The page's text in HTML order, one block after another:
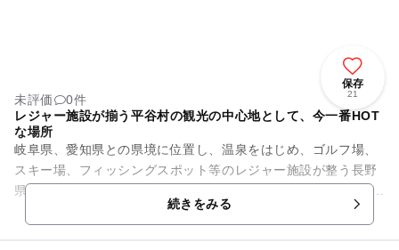
保存
21
未評価
0件
レジャー施設が揃う平谷村の観光の中心地として、今一番HOT
な場所
岐阜県、愛知県との県境に位置し、温泉をはじめ、ゴルフ場、
スキー場、フィッシングスポット等のレジャー施設が整う長野
県平谷村。「ほっとパークひらや郷（Go!!）」は道の駅･信州平
続きをみる